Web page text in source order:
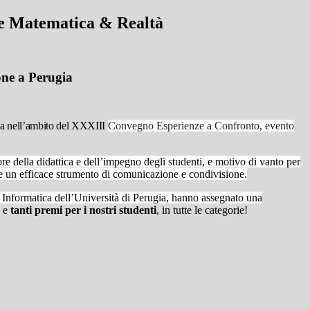
Matematica & Realtà
a Perugia
nell’ambito del XXXIII Convegno Esperienze a Confronto, evento
della didattica e dell’impegno degli studenti, e motivo di vanto per
un efficace strumento di comunicazione e condivisione.
dell’Università di Perugia, hanno assegnato una
e tanti premi per i nostri studenti, in tutte le categorie!